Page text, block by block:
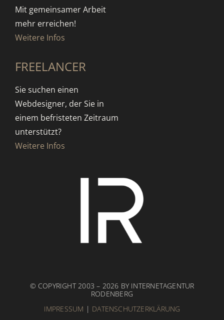
Mit gemeinsamer Arbeit
mehr erreichen!
Weitere Infos
FREELANCER
Sie suchen einen
Webdesigner, der Sie in
einem befristeten Zeitraum
unterstützt?
Weitere Infos
© COPYRIGHT 2003 – 2026 BY INTERNETAGENTUR
RODENBERG
IMPRESSUM | DATENSCHUTZERKLÄRUNG